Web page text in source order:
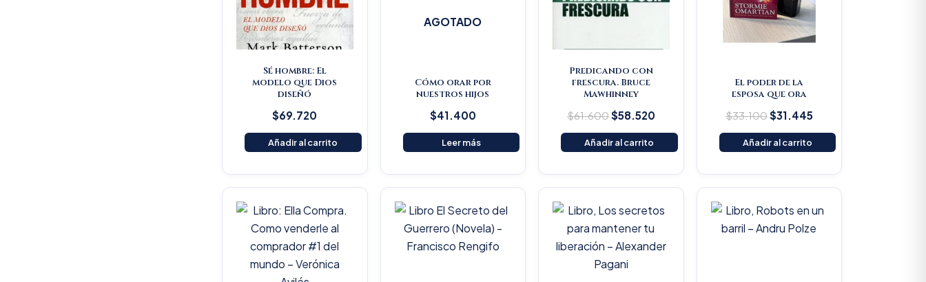
Sé hombre: El
modelo que Dios
diseñó
$69.720
Añadir al carrito
AGOTADO
Cómo orar por
nuestros hijos
$41.400
Leer más
Predicando con
frescura. Bruce
Mawhinney
$61.600$58.520
Añadir al carrito
El poder de la
esposa que ora
$33.100$31.445
Añadir al carrito